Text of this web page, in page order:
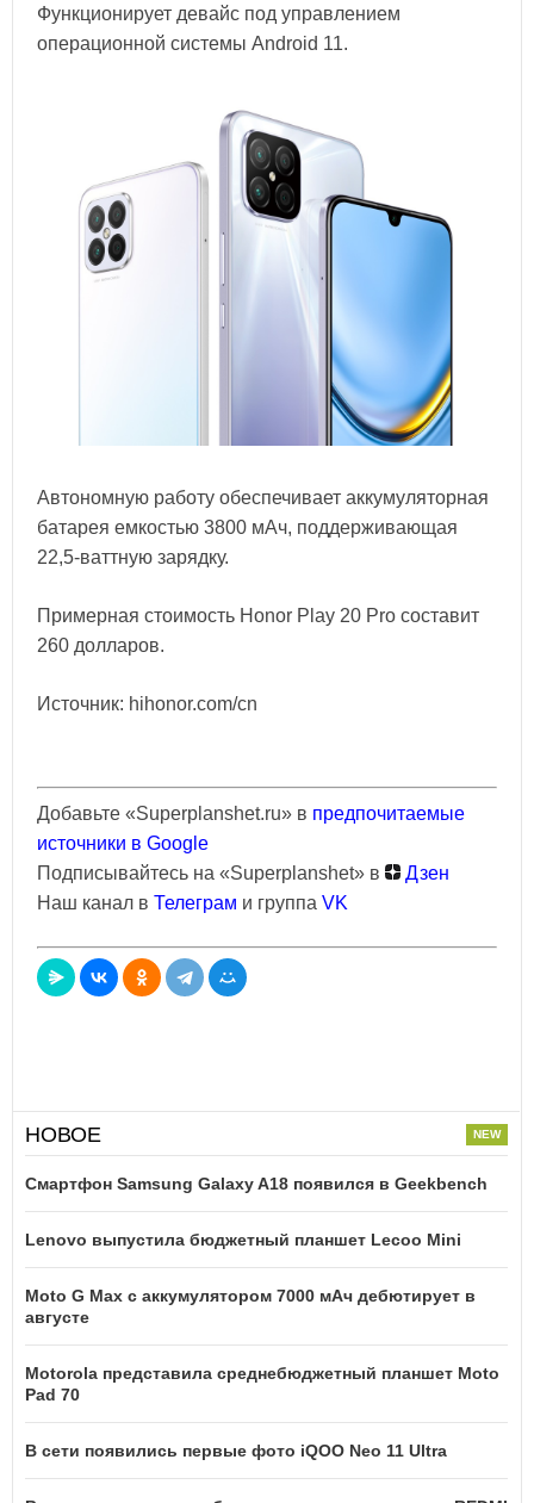
Функционирует девайс под управлением
операционной системы Android 11.
Автономную работу обеспечивает аккумуляторная
батарея емкостью 3800 мАч, поддерживающая
22,5-ваттную зарядку.
Примерная стоимость Honor Play 20 Pro составит
260 долларов.
Источник: hihonor.com/cn
Добавьте «Superplanshet.ru» в предпочитаемые
источники в Google
Подписывайтесь на «Superplanshet» в
Дзен
Наш канал в Телеграм и группа VK
НОВОЕ
Смартфон Samsung Galaxy A18 появился в Geekbench
Lenovo выпустила бюджетный планшет Lecoo Mini
Moto G Max с аккумулятором 7000 мАч дебютирует в
августе
Motorola представила среднебюджетный планшет Moto
Pad 70
В сети появились первые фото iQOO Neo 11 Ultra